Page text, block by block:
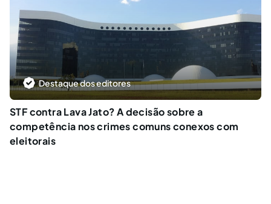
Destaque dos editores
STF contra Lava Jato? A decisão sobre a
competência nos crimes comuns conexos com
eleitorais